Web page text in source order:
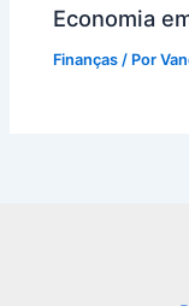
Economia
Finanças / Por